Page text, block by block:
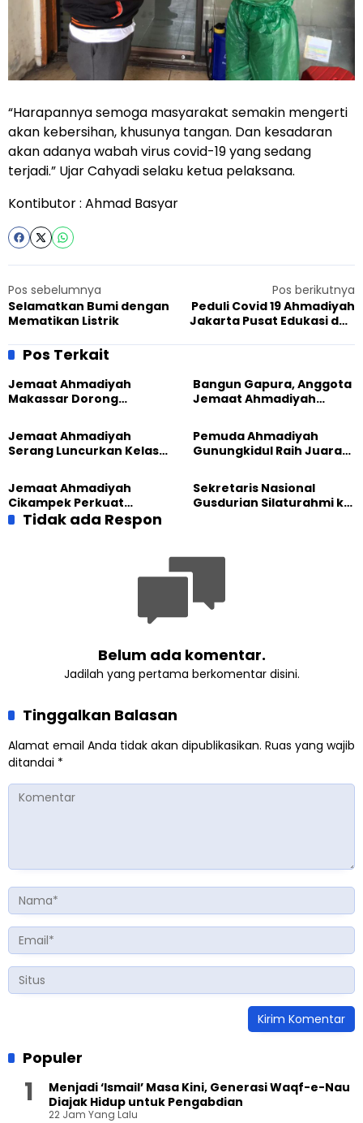
“Harapannya semoga masyarakat semakin mengerti
akan kebersihan, khusunya tangan. Dan kesadaran
akan adanya wabah virus covid-19 yang sedang
terjadi.” Ujar Cahyadi selaku ketua pelaksana.
Kontibutor : Ahmad Basyar
Pos sebelumnya
Selamatkan Bumi dengan
Mematikan Listrik
Pos berikutnya
Peduli Covid 19 Ahmadiyah
Jakarta Pusat Edukasi dan
Masyarakat
Pos Terkait
Jemaat Ahmadiyah
Makassar Dorong
Lewat Edukasi Ekoteologi
Bangun Gapura, Anggota
Jemaat Ahmadiyah
Sambut HUT RI ke-81
Jemaat Ahmadiyah
Serang Luncurkan Kelas
Generasi Unggul
Pemuda Ahmadiyah
Gunungkidul Raih Juara
Jemaat Ahmadiyah
Cikampek Perkuat
Komitmen Bangun Masjid
Sekretaris Nasional
Gusdurian Silaturahmi ke
Tidak ada Respon
Belum ada komentar.
Jadilah yang pertama berkomentar disini.
Tinggalkan Balasan
Alamat email Anda tidak akan dipublikasikan. Ruas yang wajib
ditandai *
Populer
Menjadi ‘Ismail’ Masa Kini, Generasi Waqf-e-Nau
Diajak Hidup untuk Pengabdian
22 Jam Yang Lalu